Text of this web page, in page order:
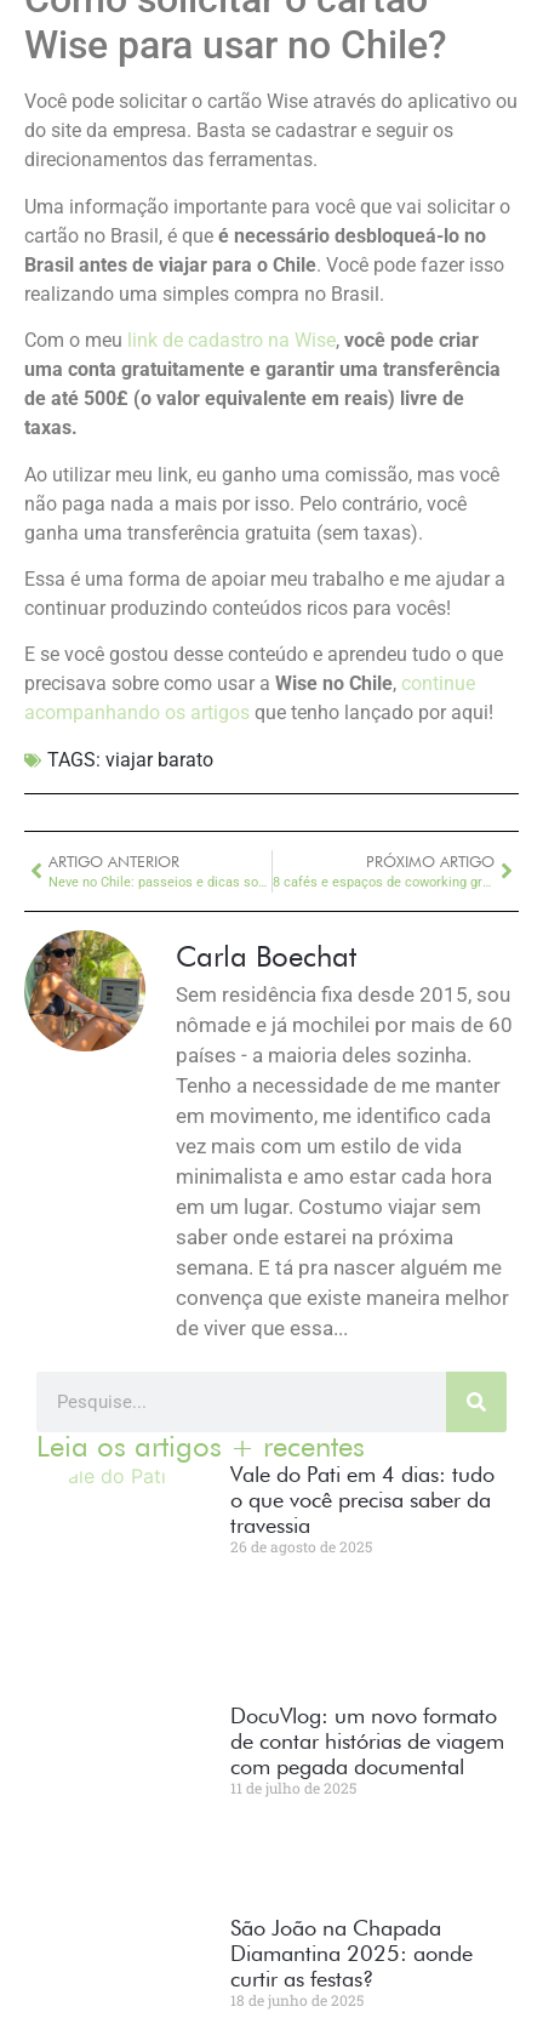
Wise para usar no Chile?
Você pode solicitar o cartão Wise através do aplicativo ou
do site da empresa. Basta se cadastrar e seguir os
direcionamentos das ferramentas.
Uma informação importante para você que vai solicitar o
cartão no Brasil, é que é necessário desbloqueá-lo no
Brasil antes de viajar para o Chile. Você pode fazer isso
realizando uma simples compra no Brasil.
Com o meu link de cadastro na Wise, você pode criar
uma conta gratuitamente e garantir uma transferência
de até 500£ (o valor equivalente em reais) livre de
taxas.
Ao utilizar meu link, eu ganho uma comissão, mas você
não paga nada a mais por isso. Pelo contrário, você
ganha uma transferência gratuita (sem taxas).
Essa é uma forma de apoiar meu trabalho e me ajudar a
continuar produzindo conteúdos ricos para vocês!
E se você gostou desse conteúdo e aprendeu tudo o que
precisava sobre como usar a Wise no Chile, continue
acompanhando os artigos que tenho lançado por aqui!
TAGS: viajar barato
ARTIGO ANTERIOR
Neve no Chile: passeios e dicas sobre a temporada
PRÓXIMO ARTIGO
8 cafés e espaços de coworking gratuitos em Chiang Mai
Carla Boechat
Sem residência fixa desde 2015, sou
nômade e já mochilei por mais de 60
países - a maioria deles sozinha.
Tenho a necessidade de me manter
em movimento, me identifico cada
vez mais com um estilo de vida
minimalista e amo estar cada hora
em um lugar. Costumo viajar sem
saber onde estarei na próxima
semana. E tá pra nascer alguém me
convença que existe maneira melhor
de viver que essa...
Leia os artigos + recentes
Vale do Pati em 4 dias: tudo
o que você precisa saber da
travessia
26 de agosto de 2025
DocuVlog: um novo formato
de contar histórias de viagem
com pegada documental
11 de julho de 2025
São João na Chapada
Diamantina 2025: aonde
curtir as festas?
18 de junho de 2025